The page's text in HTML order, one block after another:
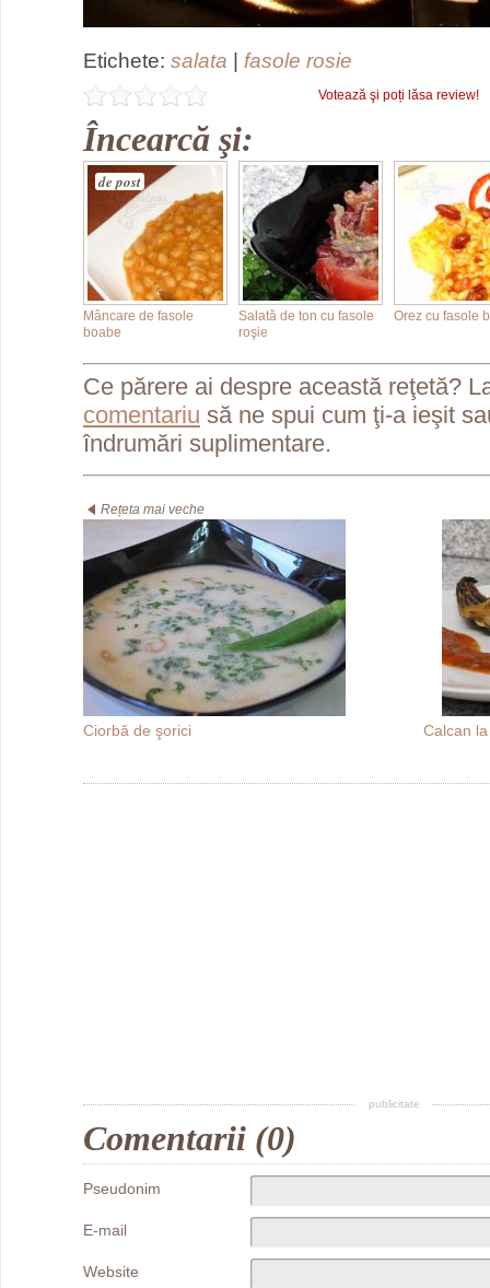
Etichete: salata | fasole rosie
Votează şi poți lăsa review!
Încearcă şi:
de post
Mâncare de fasole
boabe
Salată de ton cu fasole
roşie
Orez cu fasole
Ce părere ai despre această reţetă?
comentariu să ne spui cum ţi-a ieşit
îndrumări suplimentare.
Rețeta mai veche
Ciorbă de şorici Calcan
publicitate
Comentarii (0)
Pseudonim
E-mail
Website